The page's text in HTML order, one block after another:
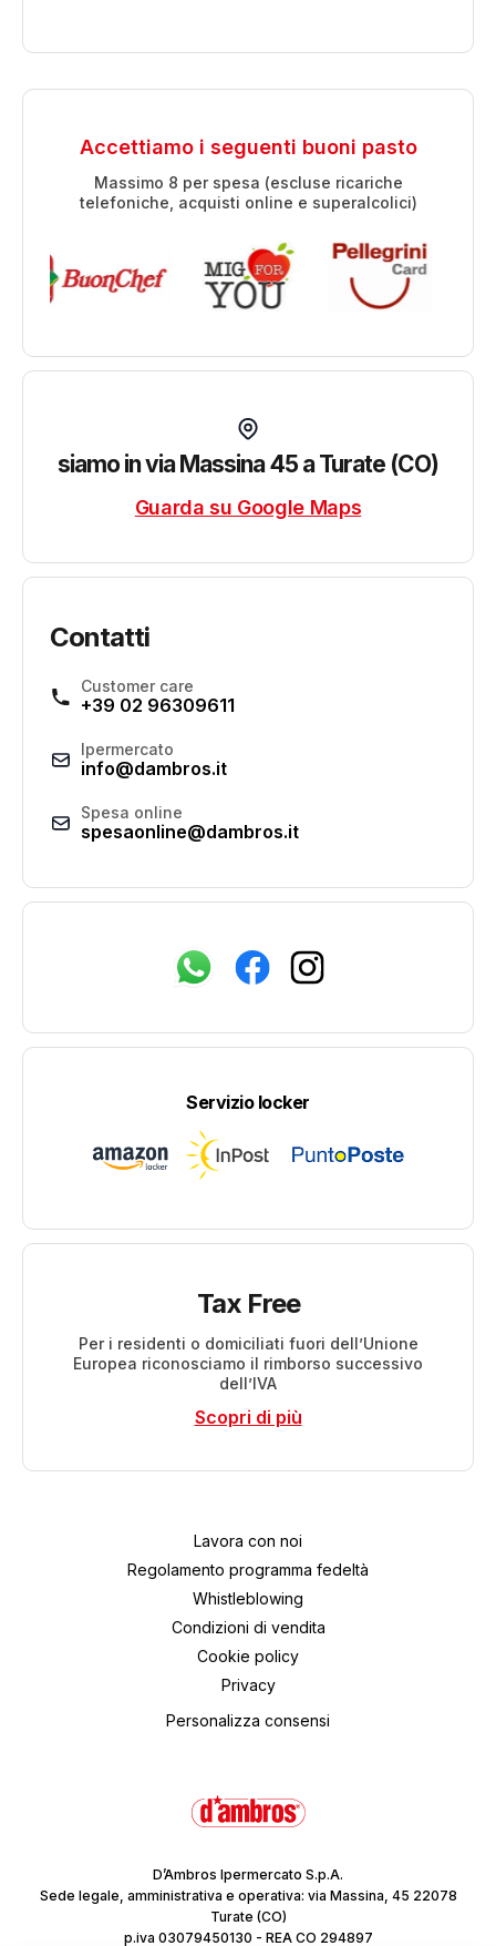
Accettiamo i seguenti buoni pasto
Massimo 8 per spesa (escluse ricariche
telefoniche, acquisti online e superalcolici)
siamo in via Massina 45 a Turate (CO)
Guarda su Google Maps
Contatti
Customer care
+39 02 96309611
Ipermercato
info@dambros.it
Spesa online
spesaonline@dambros.it
Servizio locker
Tax Free
Per i residenti o domiciliati fuori dell’Unione
Europea riconosciamo il rimborso successivo
dell’IVA
Scopri di più
Lavora con noi
Regolamento programma fedeltà
Whistleblowing
Condizioni di vendita
Cookie policy
Privacy
Personalizza consensi
D’Ambros Ipermercato S.p.A.
Sede legale, amministrativa e operativa: via Massina, 45 22078
Turate (CO)
p.iva 03079450130 - REA CO 294897